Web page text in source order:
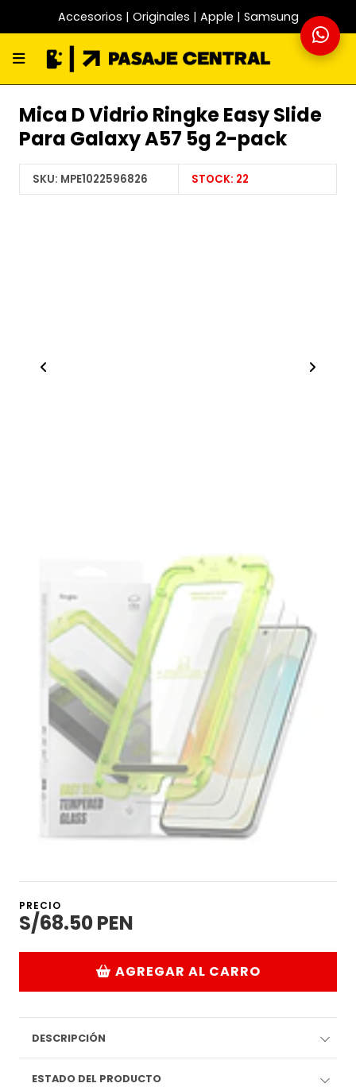
Accesorios | Originales | Apple | Samsung
Mica D Vidrio Ringke Easy Slide
Para Galaxy A57 5g 2-pack
SKU: MPE1022596826 STOCK: 22
PRECIO
S/68.50 PEN
AGREGAR AL CARRO
DESCRIPCIÓN
ESTADO DEL PRODUCTO